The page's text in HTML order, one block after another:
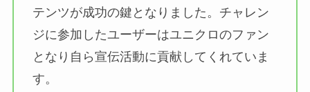
テンツが成功の鍵となりました。チャレン
ジに参加したユーザーはユニクロのファン
となり自ら宣伝活動に貢献してくれていま
す。